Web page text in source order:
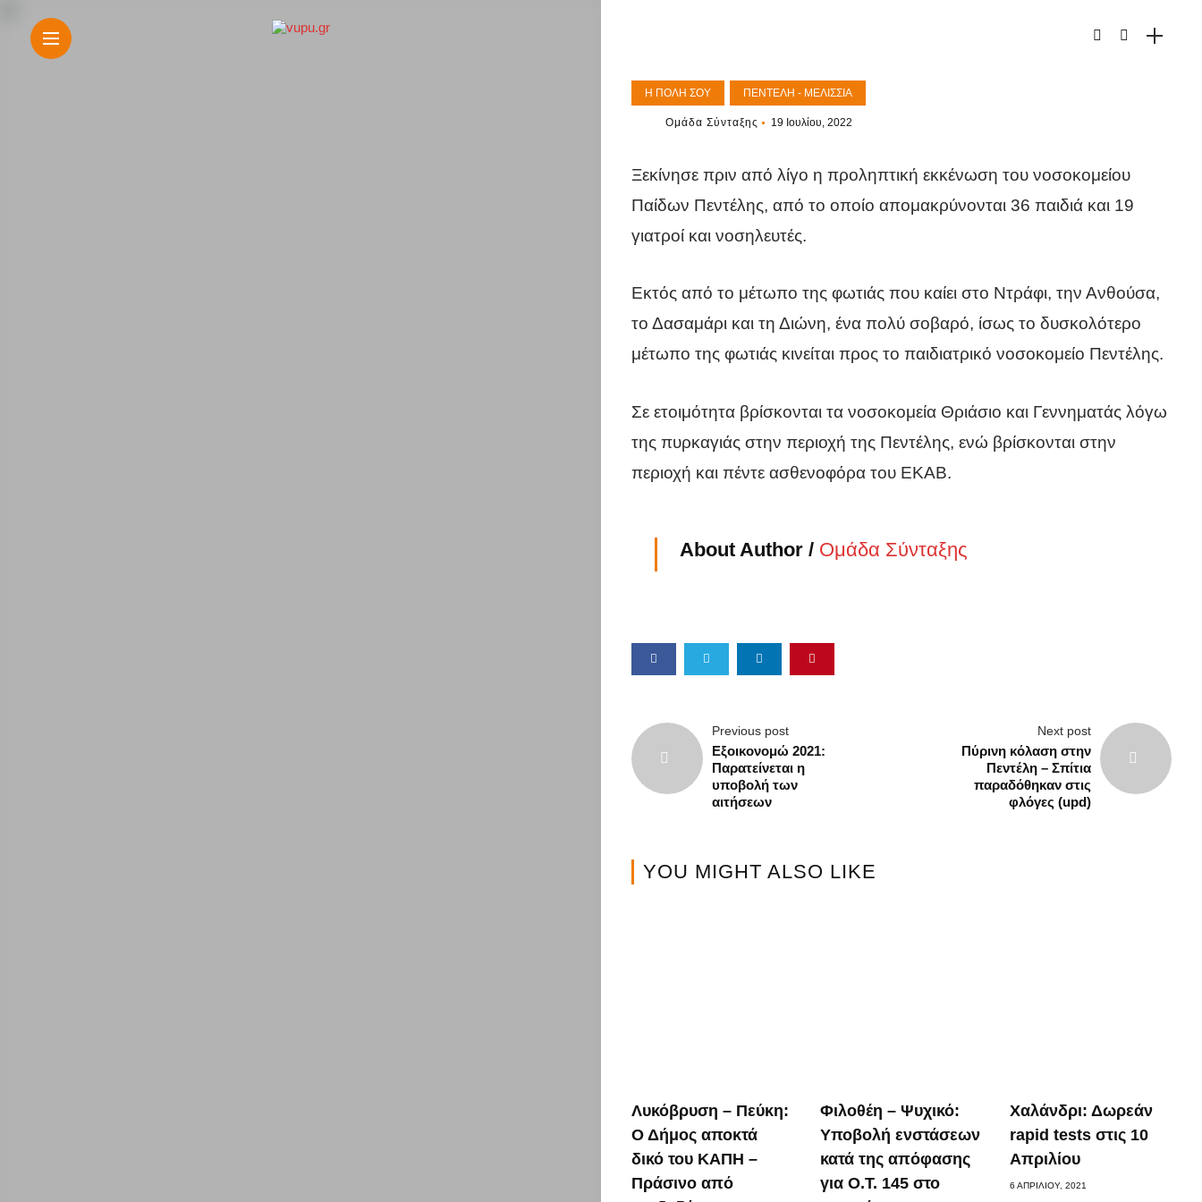
Η
πόλη
Επικαιρότητα
Περιφέρεια
Σύλλογοι
Υγεία
Διατροφή
Search
Η ΠΌΛΗ ΣΟΥ ΠΕΝΤΈΛΗ - ΜΕΛΊΣΣΙΑ
Ομάδα Σύνταξης 19 Ιουλίου, 2022
Ξεκίνησε πριν από λίγο η προληπτική εκκένωση του νοσοκομείου
Παίδων Πεντέλης, από το οποίο απομακρύνονται 36 παιδιά και 19
γιατροί και νοσηλευτές.
Εκτός από το μέτωπο της φωτιάς που καίει στο Ντράφι, την Ανθούσα,
το Δασαμάρι και τη Διώνη, ένα πολύ σοβαρό, ίσως το δυσκολότερο
μέτωπο της φωτιάς κινείται προς το παιδιατρικό νοσοκομείο Πεντέλης.
Σε ετοιμότητα βρίσκονται τα νοσοκομεία Θριάσιο και Γεννηματάς λόγω
της πυρκαγιάς στην περιοχή της Πεντέλης, ενώ βρίσκονται στην
περιοχή και πέντε ασθενοφόρα του ΕΚΑΒ.
About Author / Ομάδα Σύνταξης
Previous post
Εξοικονομώ 2021:
Παρατείνεται η
υποβολή των
αιτήσεων
Next post
Πύρινη κόλαση στην
Πεντέλη – Σπίτια
παραδόθηκαν στις
φλόγες (upd)
YOU MIGHT ALSO LIKE
Λυκόβρυση – Πεύκη:
Ο Δήμος αποκτά
δικό του ΚΑΠΗ –
Πράσινο από
Φιλοθέη – Ψυχικό:
Υποβολή ενστάσεων
κατά της απόφασης
για Ο.Τ. 145 στο
Χαλάνδρι: Δωρεάν
rapid tests στις 10
Απριλίου
6 ΑΠΡΙΛΊΟΥ, 2021